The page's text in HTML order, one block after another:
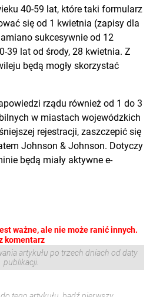
40-59 lat, które taki formularz
się od 1 kwietnia (zapisy dla
sukcesywnie od 12
39 lat od środy, 28 kwietnia. Z
będą mogły skorzystać
rządu również od 1 do 3
w miastach wojewódzkich
rejestracji, zaszczepić się
Johnson & Johnson. Dotyczy
będą miały aktywne e-
ważne, ale nie może ranić innych.
komentarz
artykułu po trzech dniach od daty
publikacji.